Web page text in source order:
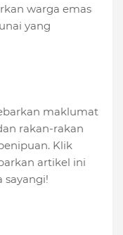
warga emas
yang
maklumat
rakan-rakan
Klik
artikel ini
sayangi!